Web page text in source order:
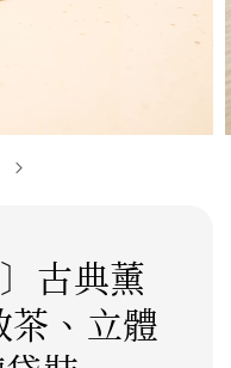
古典薰
、立體